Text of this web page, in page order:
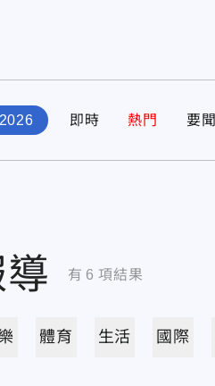
即時 熱門 要聞
有 6 項結果
體育 生活 國際